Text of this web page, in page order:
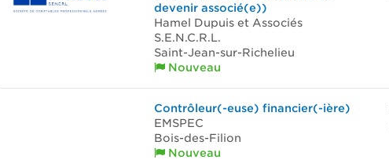
devenir associé(e))
Hamel Dupuis et Associés
S.E.N.C.R.L.
Saint-Jean-sur-Richelieu
Nouveau
Contrôleur(-euse) financier(-ière)
EMSPEC
Bois-des-Filion
Nouveau